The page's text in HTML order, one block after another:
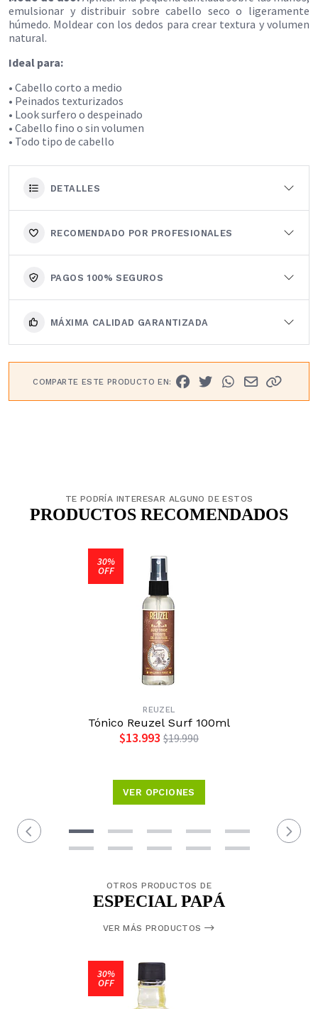
emulsionar y distribuir sobre cabello seco o ligeramente
húmedo. Moldear con los dedos para crear textura y volumen
natural.
Ideal para:
• Cabello corto a medio
• Peinados texturizados
• Look surfero o despeinado
• Cabello fino o sin volumen
• Todo tipo de cabello
DETALLES
RECOMENDADO POR PROFESIONALES
PAGOS 100% SEGUROS
MÁXIMA CALIDAD GARANTIZADA
COMPARTE ESTE PRODUCTO EN:
TE PODRÍA INTERESAR ALGUNO DE ESTOS
PRODUCTOS RECOMENDADOS
30%
OFF
REUZEL
Tónico Reuzel Surf 100ml
$13.993 $19.990
VER OPCIONES
OTROS PRODUCTOS DE
ESPECIAL PAPÁ
VER MÁS PRODUCTOS
30%
OFF